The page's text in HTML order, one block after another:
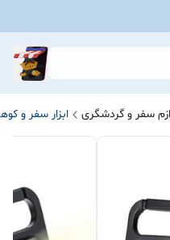
سفر و گردشگری ابزار سفر و